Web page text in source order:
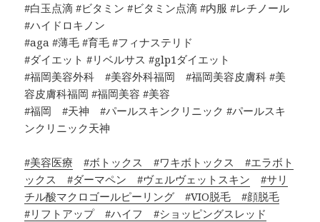
#白玉点滴 #ビタミン #ビタミン点滴 #内服 #レチノール
#ハイドロキノン
#aga #薄毛 #育毛 #フィナステリド
#ダイエット #リベルサス #glp1ダイエット
#福岡美容外科 #美容外科福岡 #福岡美容皮膚科 #美
容皮膚科福岡 #福岡美容 #美容
#福岡 #天神 #パールスキンクリニック #パールスキ
ンクリニック天神
#美容医療 #ボトックス #ワキボトックス
#エラボト
ックス
#ダーマペン #ヴェルヴェットスキン
#サリ
チル酸マクロゴールピーリング #VIO脱毛 #顔脱毛
#リフトアップ#ハイフ
#ショッピングスレッド